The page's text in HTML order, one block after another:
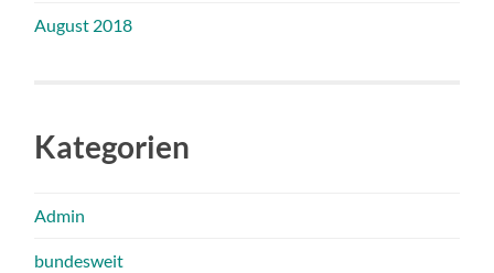
August 2018
Kategorien
Admin
bundesweit